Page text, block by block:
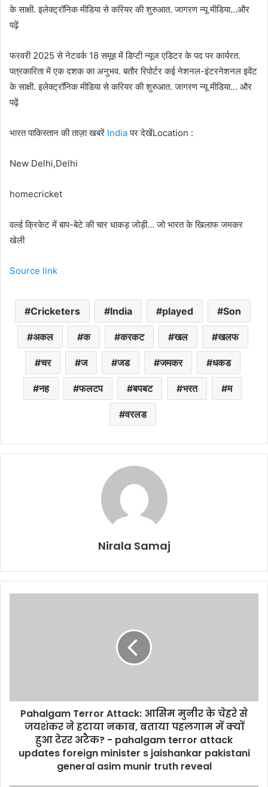
के साक्षी. इलेक्ट्रॉनिक मीडिया से करियर की शुरुआत. जागरण न्यू मीडिया…और
पढ़ें
फरवरी 2025 से नेटवर्क 18 समूह में डिप्टी न्यूज एडिटर के पद पर कार्यरत.
पत्रकारिता में एक दशक का अनुभव. बतौर रिपोर्टर कई नेशनल-इंटरनेशनल इवेंट
के साक्षी. इलेक्ट्रॉनिक मीडिया से करियर की शुरुआत. जागरण न्यू मीडिया… और
पढ़ें
भारत पाकिस्तान की ताज़ा खबरें Indiaपर देखेंLocation :
New Delhi,Delhi
homecricket
वर्ल्ड क्रिकेट में बाप-बेटे की चार धाकड़ जोड़ी… जो भारत के खिलाफ जमकर
खेली
Source link
Cricketers India played Son
अकल क करकट खल खलफ
चर ज जड जमकर धकड
नह फलटप बपबट भरत म
वरलड
Nirala Samaj
Pahalgam Terror Attack: आसिम मुनीर के चेहरे से
जयशंकर ने हटाया नकाब, बताया पहलगाम में क्‍यों
हुआ टेरर अटैक? - pahalgam terror attack
updates foreign minister s jaishankar pakistani
general asim munir truth reveal